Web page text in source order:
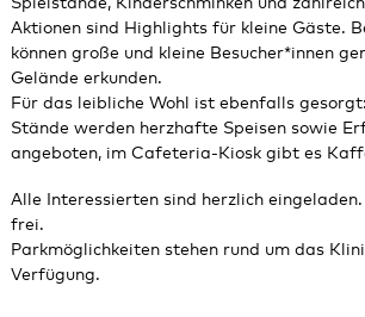
Spielstände, Kinderschminken und
Aktionen sind Highlights für kleine Gäste.
können große und kleine Besucher*innen
Gelände erkunden.
Für das leibliche Wohl ist ebenfalls
Stände werden herzhafte Speisen sowie
angeboten, im Cafeteria-Kiosk gibt es
Alle Interessierten sind herzlich
frei.
Parkmöglichkeiten stehen rund um das
Verfügung.